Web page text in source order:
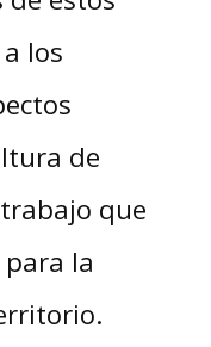
los
de
que
la